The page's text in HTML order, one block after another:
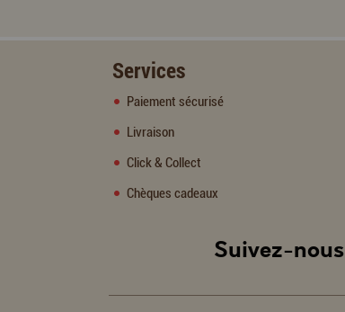
Services
Paiement sécurisé
Livraison
Click & Collect
Chèques cadeaux
Suivez-nous